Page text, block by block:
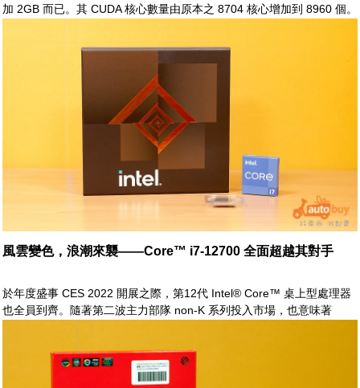
加 2GB 而已。其 CUDA 核心數量由原本之 8704 核心增加到 8960 個。
風雲變色，浪潮來襲——Core™ i7-12700 全面超越其對手
於年度盛事 CES 2022 開展之際，第12代 Intel® Core™ 桌上型處理器
也全員到齊。隨著第二波主力部隊 non-K 系列投入市場，也意味著